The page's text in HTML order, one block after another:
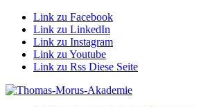
Link zu Facebook
Link zu LinkedIn
Link zu Instagram
Link zu Youtube
Link zu Rss Diese Seite